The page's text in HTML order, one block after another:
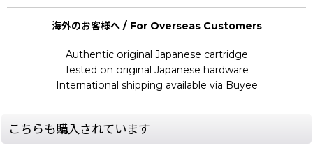
海外のお客様へ / For Overseas Customers
Authentic original Japanese cartridge
Tested on original Japanese hardware
International shipping available via Buyee
こちらも購入されています